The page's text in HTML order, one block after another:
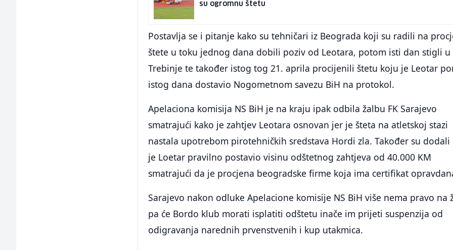
su ogromnu štetu
Postavlja se i pitanje kako su tehničari iz Beograda koji su radili na
štete u toku jednog dana dobili poziv od Leotara, potom isti dan stigli u
Trebinje te također istog tog 21. aprila procijenili štetu koju je Leotar
istog dana dostavio Nogometnom savezu BiH na protokol.
Apelaciona komisija NS BiH je na kraju ipak odbila žalbu FK Sarajevo
smatrajući kako je zahtjev Leotara osnovan jer je šteta na atletskoj stazi
nastala upotrebom pirotehničkih sredstava Hordi zla. Također su dodali
je Loetar pravilno postavio visinu odštetnog zahtjeva od 40.000 KM
smatrajući da je procjena beogradske firme koja ima certifikat
Sarajevo nakon odluke Apelacione komisije NS BiH više nema pravo na
pa će Bordo klub morati isplatiti odštetu inače im prijeti suspenzija od
odigravanja narednih prvenstvenih i kup utakmica.